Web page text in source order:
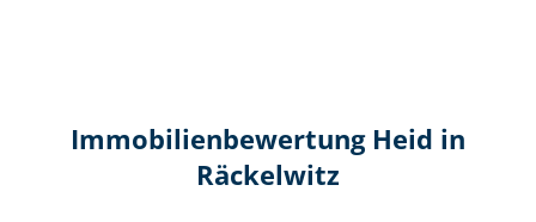
Immobilien­bewertung Heid in
Räckelwitz